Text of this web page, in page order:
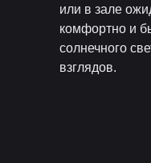
или в зале
комфортно и
солнечного
взглядов.